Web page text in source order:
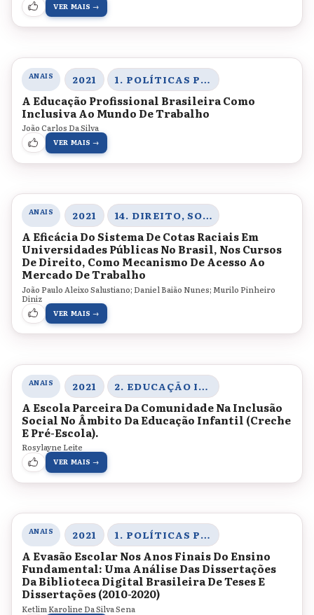
VER MAIS →
ANAIS 2021 1. POLÍTICAS PÚBLICAS PARA A EDUCAÇÃO BÁSICA, DIVERSIDADE ÉTNICO-RACIAL E LEGISLAÇÃO EDUCACIONAL
A Educação Profissional Brasileira Como
Inclusiva Ao Mundo De Trabalho
João Carlos Da Silva
VER MAIS →
ANAIS 2021 14. DIREITO, SOCIEDADE E CONTEMPORANEIDADE
A Eficácia Do Sistema De Cotas Raciais Em
Universidades Públicas No Brasil, Nos Cursos
De Direito, Como Mecanismo De Acesso Ao
Mercado De Trabalho
João Paulo Aleixo Salustiano; Daniel Baião Nunes; Murilo Pinheiro
Diniz
VER MAIS →
ANAIS 2021 2. EDUCAÇÃO INCLUSIVA E EDUCAÇÃO ESPECIAL
A Escola Parceira Da Comunidade Na Inclusão
Social No Âmbito Da Educação Infantil (Creche
E Pré-Escola).
Rosylayne Leite
VER MAIS →
ANAIS 2021 1. POLÍTICAS PÚBLICAS PARA A EDUCAÇÃO BÁSICA, DIVERSIDADE ÉTNICO-RACIAL E LEGISLAÇÃO EDUCACIONAL
A Evasão Escolar Nos Anos Finais Do Ensino
Fundamental: Uma Análise Das Dissertações
Da Biblioteca Digital Brasileira De Teses E
Dissertações (2010-2020)
Ketlim Karoline Da Silva Sena